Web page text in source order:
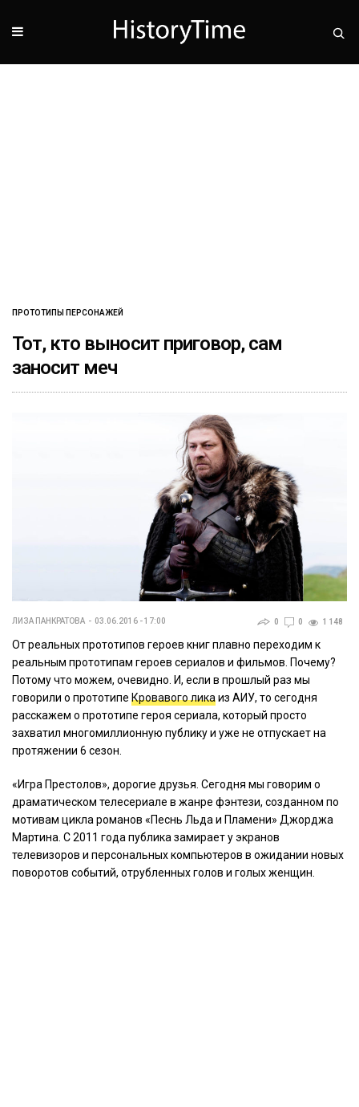
ПРОТОТИПЫ ПЕРСОНАЖЕЙ
Тот, кто выносит приговор, сам
заносит меч
ЛИЗА ПАНКРАТОВА 03.06.2016 - 17:00 0 0 1 148
От реальных прототипов героев книг плавно переходим к
реальным прототипам героев сериалов и фильмов. Почему?
Потому что можем, очевидно. И, если в прошлый раз мы
говорили о прототипе Кровавого ликаиз АИУ, то сегодня
расскажем о прототипе героя сериала, который просто
захватил многомиллионную публику и уже не отпускает на
протяжении 6 сезон.
«Игра Престолов», дорогие друзья. Сегодня мы говорим о
драматическом телесериале в жанре фэнтези, созданном по
мотивам цикла романов «Песнь Льда и Пламени» Джорджа
Мартина. С 2011 года публика замирает у экранов
телевизоров и персональных компьютеров в ожидании новых
поворотов событий, отрубленных голов и голых женщин.